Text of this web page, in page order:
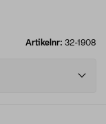
Artikelnr: 32-1908